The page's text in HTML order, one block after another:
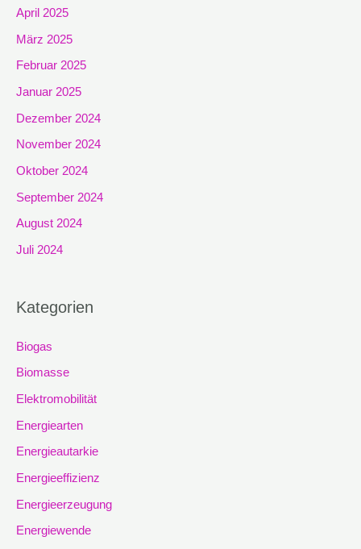
April 2025
März 2025
Februar 2025
Januar 2025
Dezember 2024
November 2024
Oktober 2024
September 2024
August 2024
Juli 2024
Kategorien
Biogas
Biomasse
Elektromobilität
Energiearten
Energieautarkie
Energieeffizienz
Energieerzeugung
Energiewende